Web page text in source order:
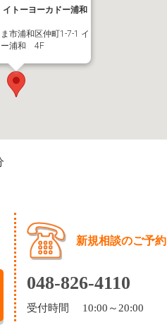
トーヨーカドー浦和
市浦和区仲町1-7-1 イ
ー浦和 4F
新規相談のご予約
048-826-4110
受付時間 10:00～20:00